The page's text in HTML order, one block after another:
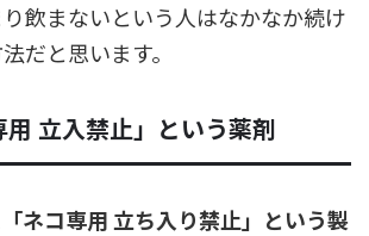
飲まないという人はなかなか続け
だと思います。
用 立入禁止」という薬剤
「ネコ専用 立ち入り禁止」という製